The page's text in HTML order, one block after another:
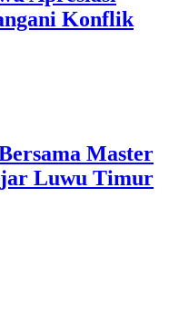
Konflik
Master
Luwu Timur